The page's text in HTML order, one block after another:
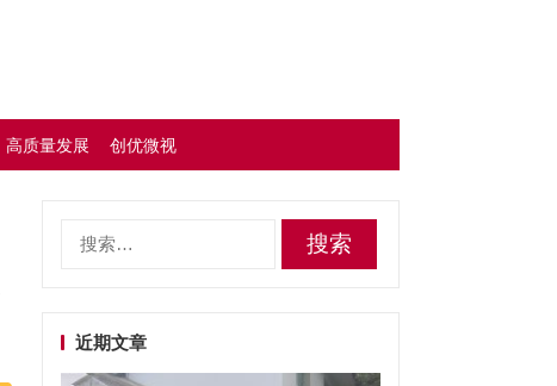
高质量发展 创优微视
近期文章